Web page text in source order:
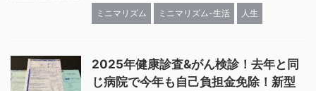
ミニマリズム ミニマリズム-生活 人生
2025年健康診査&がん検診！去年と同
じ病院で今年も自己負担金免除！新型